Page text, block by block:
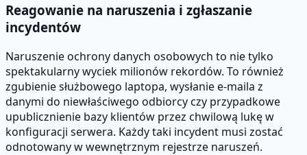
Reagowanie na naruszenia i zgłaszanie
incydentów
Naruszenie ochrony danych osobowych to nie tylko
spektakularny wyciek milionów rekordów. To również
zgubienie służbowego laptopa, wysłanie e-maila z
danymi do niewłaściwego odbiorcy czy przypadkowe
upublicznienie bazy klientów przez chwilową lukę w
konfiguracji serwera. Każdy taki incydent musi zostać
odnotowany w wewnętrznym rejestrze naruszeń.